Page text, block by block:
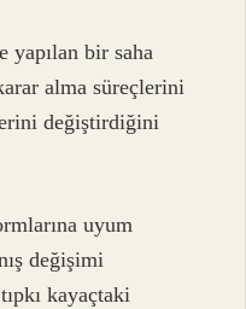
yapılan bir saha
alma süreçlerini
değiştirdiğini
uyum
değişimi
kayaçtaki